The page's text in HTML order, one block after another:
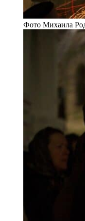
Фото Михаила